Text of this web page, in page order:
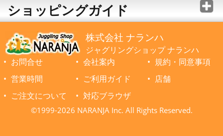
ショッピングガイド
株式会社 ナランハ
ジャグリングショップ ナランハ
お問合せ
会社案内
規約・同意事項
営業時間
ご利用ガイド
店舗
ご注文について
対応ブラウザ
©1999-2026 NARANJA Inc. All Rights Reserved.